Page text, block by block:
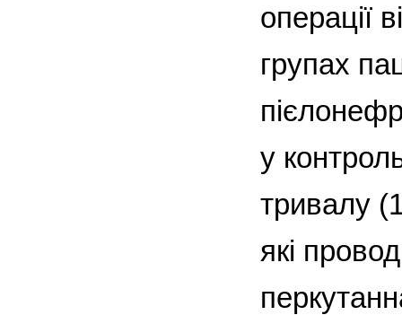
операції
групах
у
тривалу
які